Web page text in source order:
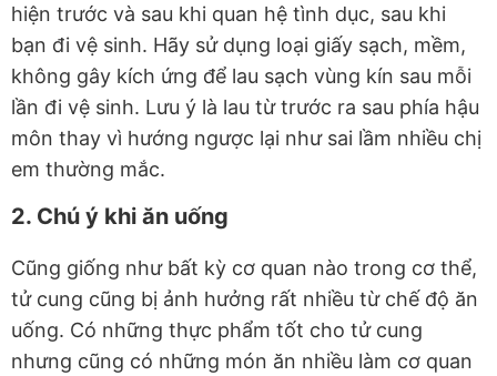
hiện trước và sau khi quan hệ tình dục, sau khi
bạn đi vệ sinh. Hãy sử dụng loại giấy sạch, mềm,
không gây kích ứng để lau sạch vùng kín sau mỗi
lần đi vệ sinh. Lưu ý là lau từ trước ra sau phía hậu
môn thay vì hướng ngược lại như sai lầm nhiều chị
em thường mắc.
2. Chú ý khi ăn uống
Cũng giống như bất kỳ cơ quan nào trong cơ thể,
tử cung cũng bị ảnh hưởng rất nhiều từ chế độ ăn
uống. Có những thực phẩm tốt cho tử cung
nhưng cũng có những món ăn nhiều làm cơ quan